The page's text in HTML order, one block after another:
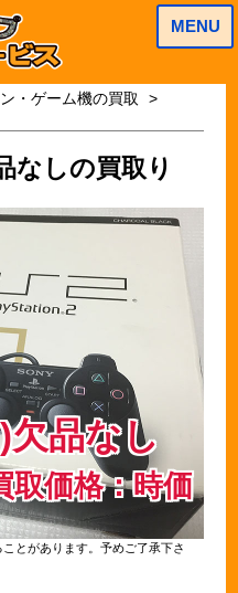
MENU
・ゲーム機の買取
なしの買取り
欠品なし
取価格：時価
とがあります。予めご了承下さ